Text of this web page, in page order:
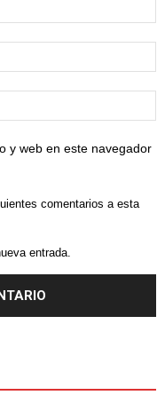
y web en este navegador
comentarios a esta
entrada.